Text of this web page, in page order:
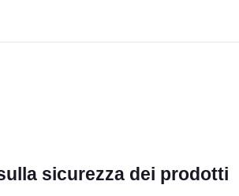
sicurezza dei prodotti